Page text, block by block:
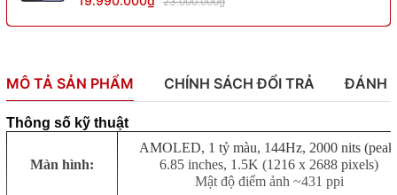
MÔ TẢ SẢN PHẨM CHÍNH SÁCH ĐỔI TRẢ ĐÁNH
Thông số kỹ thuật
Màn hình:
AMOLED, 1 tỷ màu, 144Hz, 2000 nits
6.85 inches, 1.5K (1216 x 2688 pixels)
Mật độ điểm ảnh ~431 ppi